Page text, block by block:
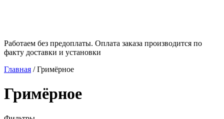
Работаем без предоплаты. Оплата заказа производится по
факту доставки и установки
Главная /Гримёрное
Гримёрное